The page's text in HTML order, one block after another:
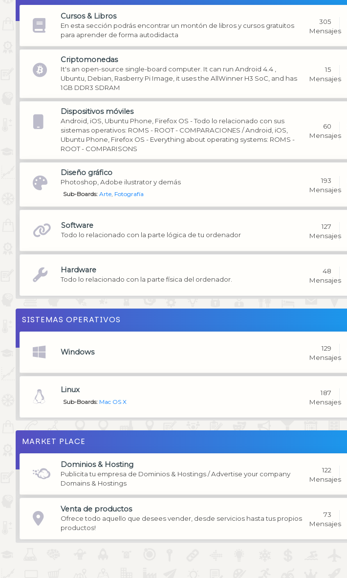
Cursos & Libros
En esta sección podrás encontrar un montón de libros y cursos gratuitos
para aprender de forma autodidacta
305
Mensajes
Criptomonedas
It's an open-source single-board computer. It can run Android 4.4 ,
Ubuntu, Debian, Rasberry Pi Image, it uses the AllWinner H3 SoC, and has
1GB DDR3 SDRAM
15
Mensajes
Dispositivos móviles
Android, iOS, Ubuntu Phone, Firefox OS - Todo lo relacionado con sus
sistemas operativos: ROMS - ROOT - COMPARACIONES / Android, iOS,
Ubuntu Phone, Firefox OS - Everything about operating systems: ROMS -
ROOT - COMPARISONS
60
Mensajes
Diseño gráfico
Photoshop, Adobe ilustrator y demás
Sub-Boards Arte Fotografía
193
Mensajes
Software
Todo lo relacionado con la parte lógica de tu ordenador
127
Mensajes
Hardware
Todo lo relacionado con la parte física del ordenador.
48
Mensajes
SISTEMAS OPERATIVOS
Windows
129
Mensajes
Linux
Sub-Boards Mac OS X
187
Mensajes
MARKET PLACE
Dominios & Hosting
Publicita tu empresa de Dominios & Hostings / Advertise your company
Domains & Hostings
122
Mensajes
Venta de productos
Ofrece todo aquello que desees vender, desde servicios hasta tus propios
productos!
73
Mensajes